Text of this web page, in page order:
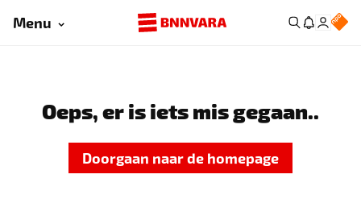
Menu
Oeps, er is iets mis gegaan..
Doorgaan naar de homepage